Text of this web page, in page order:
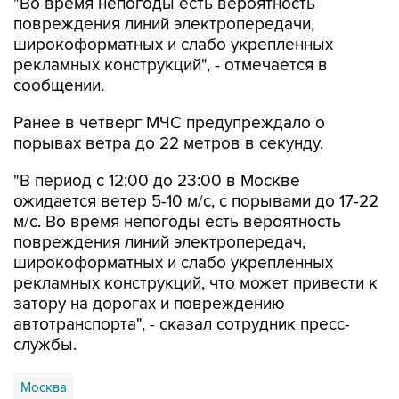
широкоформатных и слабо укрепленных
рекламных конструкций", - отмечается в
сообщении.
Ранее в четверг МЧС предупреждало о
"В период с 12:00 до 23:00 в Москве
м/с. Во время непогоды есть вероятность
повреждения линий электропередач,
широкоформатных и слабо укрепленных
рекламных конструкций, что может привести к
затору на дорогах и повреждению
автотранспорта", - сказал сотрудник пресс-
службы.
Москва